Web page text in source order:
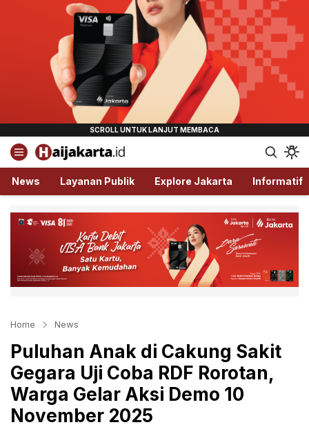
Haijakarta.id
Semua Tentang Jakarta Ada Disini!
News Layanan Publik Explore Jakarta Informatif
Home News
Puluhan Anak di Cakung Sakit
Gegara Uji Coba RDF Rorotan,
Warga Gelar Aksi Demo 10
November 2025